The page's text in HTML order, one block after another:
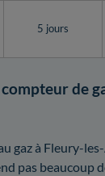
5 jours
de
gaz à Fleury-
pas beaucoup